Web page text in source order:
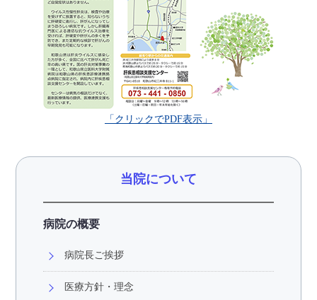
「クリックでPDF表示」
当院について
病院の概要
病院長ご挨拶
医療方針・理念